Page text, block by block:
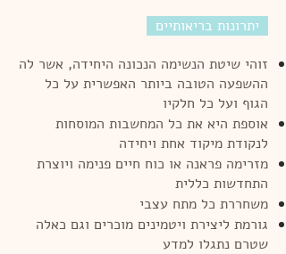
יתרונות בריאותיים
זוהי שיטת הנשימה הנכונה היחידה, אשר לה
ההשפעה הטובה ביותר האפשרית על כל
הגוף ועל כל חלקיו
אוספת היא את כל המחשבות המוסחות
לנקודת מיקוד אחת ויחידה
מזרימה פראנה או כוח חיים פנימה ויוצרת
התחדשות כללית
משחררת כל מתח עצבי
גורמת ליצירת ויטמינים מוכרים וגם כאלה
שטרם נתגלו למדע